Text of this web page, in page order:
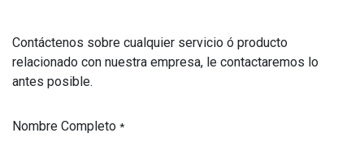
Contáctenos sobre cualquier servicio ó producto
relacionado con nuestra empresa, le contactaremos lo
antes posible.
Nombre Completo *